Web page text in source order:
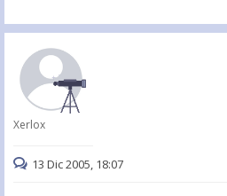
Xerlox
13 Dic 2005, 18:07